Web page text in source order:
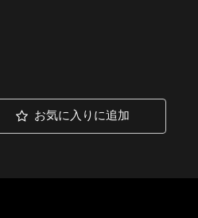
お気に入りに追加